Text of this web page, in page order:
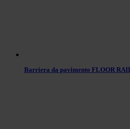
Barriera da pavimento FLOOR